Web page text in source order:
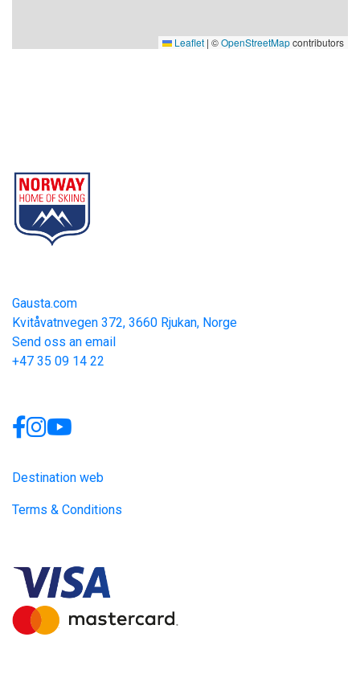
Leaflet | ©OpenStreetMapcontributors
Gausta.com
Kvitåvatnvegen 372, 3660 Rjukan, Norge
Send oss an email
+47 35 09 14 22
Destination web
Terms & Conditions